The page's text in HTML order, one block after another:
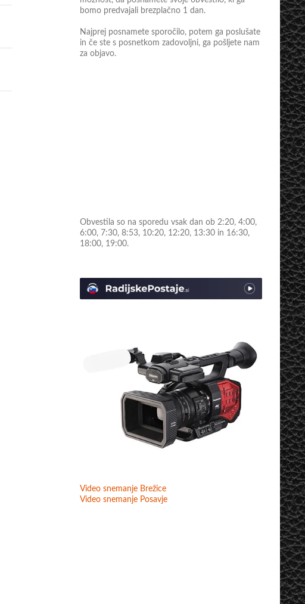
bomo predvajali brezplačno 1 dan.
Najprej posnamete sporočilo, potem ga poslušate
in če ste s posnetkom zadovoljni, ga pošljete nam
za objavo.
Obvestila so na sporedu vsak dan ob 2:20, 4:00,
6:00, 7:30, 8:53, 10:20, 12:20, 13:30 in 16:30,
18:00, 19:00.
Video snemanje Brežice
Video snemanje Posavje